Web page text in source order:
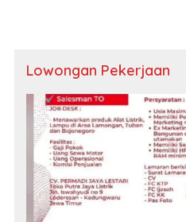
Lowongan Pekerjaan